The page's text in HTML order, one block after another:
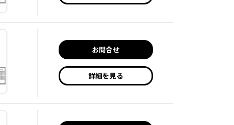
お問合せ
詳細を見る